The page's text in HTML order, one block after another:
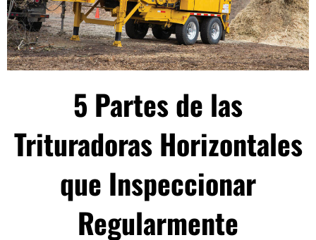
5 Partes de las
Trituradoras Horizontales
que Inspeccionar
Regularmente